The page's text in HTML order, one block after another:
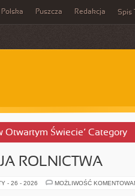
Polska Puszcza Redakcja Spis
Otwartym Świecie’ Category
ROLNICTWA
- 26 - 2026 MOŻLIWOŚĆ